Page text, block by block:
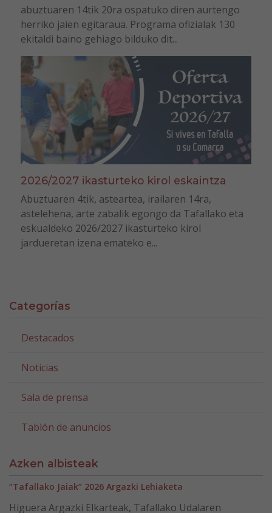
abuztuaren 14tik 20ra ospatuko diren aurtengo
herriko jaien egitaraua. Programa ofizialak 130
ekitaldi baino gehiago bilduko dit...
2026/2027 ikasturteko kirol eskaintza
Abuztuaren 4tik, asteartea, irailaren 14ra,
astelehena, arte zabalik egongo da Tafallako eta
eskualdeko 2026/2027 ikasturteko kirol
jardueretan izena emateko e...
Categorías
Destacados
Noticias
Sala de prensa
Tablón de anuncios
Azken albisteak
“Tafallako Jaiak” 2026 Argazki Lehiaketa
Higuera Argazki Elkarteak, Tafallako Udalaren